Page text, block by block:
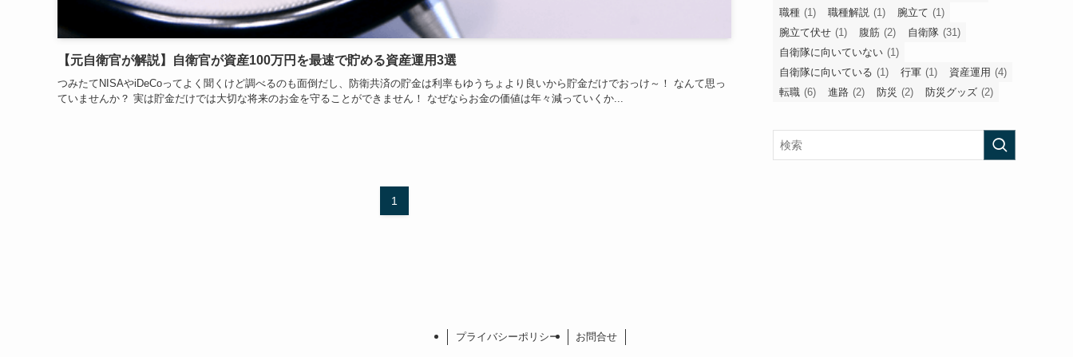
【元自衛官が解説】自衛官が資産100万円を最速で貯める資産運用3選
つみたてNISAやiDeCoってよく聞くけど調べるのも面倒だし、防衛共済の貯金は利率もゆうちょより良いから貯金だけでおっけ～！ なんて思っ
ていませんか？ 実は貯金だけでは大切な将来のお金を守ることができません！ なぜならお金の価値は年々減っていくか...
1
職種 (1) 職種解説 (1) 腕立て (1)
腕立て伏せ (1) 腹筋 (2) 自衛隊 (31)
自衛隊に向いていない (1)
自衛隊に向いている (1) 行軍 (1) 資産運用 (4)
転職 (6) 進路 (2) 防災 (2) 防災グッズ (2)
プライバシーポリシー お問合せ